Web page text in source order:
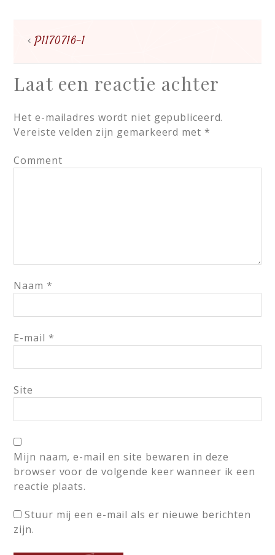
P1170716-1
Laat een reactie achter
Het e-mailadres wordt niet gepubliceerd.
Vereiste velden zijn gemarkeerd met *
Comment
Naam *
E-mail *
Site
Mijn naam, e-mail en site bewaren in deze
browser voor de volgende keer wanneer ik een
reactie plaats.
Stuur mij een e-mail als er nieuwe berichten
zijn.